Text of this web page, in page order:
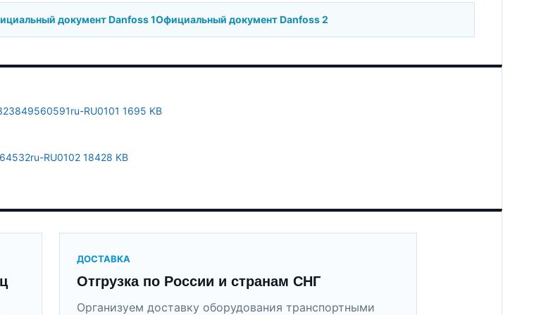
документ Danfoss 1Официальный документ Danfoss 2
RU0101 1695 KB
RU0102 18428 KB
ДОСТАВКА
Отгрузка по России и странам СНГ
Организуем доставку оборудования транспортными